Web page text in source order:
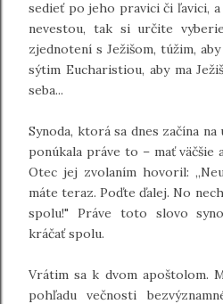
sedieť po jeho pravici či ľavici, a
nevestou, tak si určite
zjednotení s Ježišom, túžim,
sýtim Eucharistiou, aby ma
seba...
Synoda, ktorá sa dnes začína
ponúkala práve to – mať väčšie
Otec jej zvolaním hovoril:
máte teraz. Poďte ďalej. No
spolu!" Práve toto slovo
kráčať spolu.
Vrátim sa k dvom apoštolom.
pohľadu večnosti